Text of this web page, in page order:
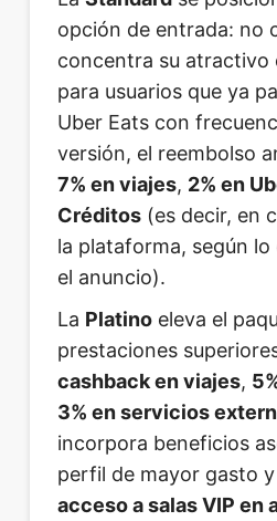
opción de entrada: no
concentra su atractivo
para usuarios que ya
Uber Eats con
versión, el reembolso
7% en viajes, 2% en
Créditos(es decir, en
la plataforma, según
el anuncio).
La Platinoeleva el
prestaciones
cashback en viajes,
3% en servicios
incorpora beneficios
perfil de mayor gasto
acceso a salas VIP en